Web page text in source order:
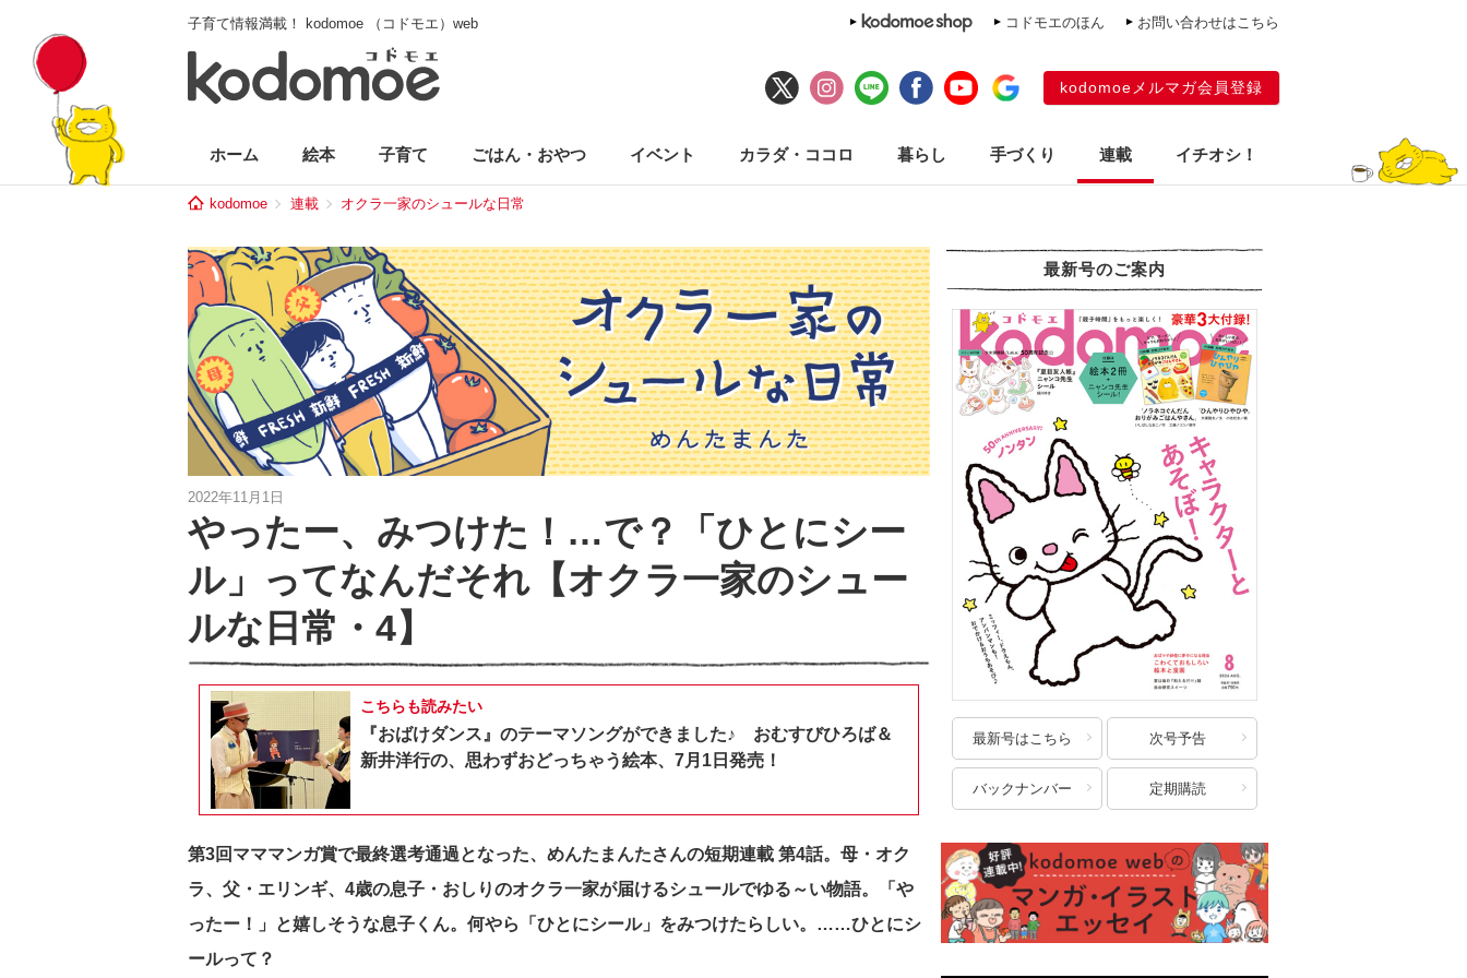
子育て情報満載！ kodomoe （コドモエ）web コドモエのほん お問い合わせはこちら
kodomoeメルマガ会員登録
ホーム 絵本 子育て ごはん・おやつ イベント カラダ・ココロ 暮らし 手づくり 連載 イチオシ！
kodomoe 連載 オクラ一家のシュールな日常
2022年11月1日
やったー、みつけた！…で？「ひとにシー
ル」ってなんだそれ【オクラ一家のシュー
ルな日常・4】
こちらも読みたい
『おばけダンス』のテーマソングができました♪ おむすびひろば＆
新井洋行の、思わずおどっちゃう絵本、7月1日発売！
第3回マママンガ賞で最終選考通過となった、めんたまんたさんの短期連載 第4話。 母・オク
ラ、父・エリンギ、4歳の息子・おしりのオクラ一家が届けるシュールでゆる～い物語。「や
ったー！」と嬉しそうな息子くん。何やら「ひとにシール」をみつけたらしい。……ひとにシ
ールって？
最新号のご案内
最新号はこちら 次号予告
バックナンバー 定期購読